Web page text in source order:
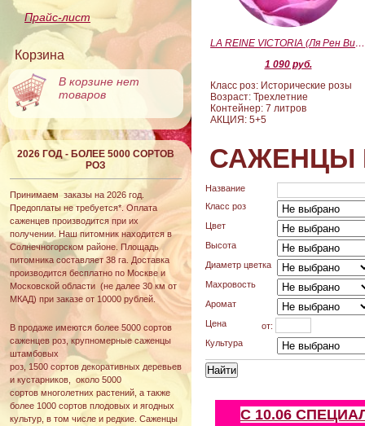
Прайс-лист
Корзина
В корзине нет
товаров
2026 ГОД - БОЛЕЕ 5000 СОРТОВ
РОЗ
Принимаем заказы на 2026 год.
Предоплаты не требуется*. Оплата
саженцев производится при их
получении. Наш питомник находится в
Солнечногорском районе. Площадь
питомника составляет 38 га. Доставка
производится бесплатно по Москве и
Московской области (не далее 30 км от
МКАД) при заказе от 10000 рублей.
В продаже имеются более 5000 сортов
саженцев роз, крупномерные саженцы
штамбовых
роз, 1500 сортов декоративных деревьев
и кустарников, около 5000
сортов многолетних растений, а также
более 1000 сортов плодовых и ягодных
культур, в том числе и редкие. Саженцы
LA REINE VICTORIA (Ля Рен Виктория)
1 090 руб.
Класс роз: Исторические розы
Возраст: Трехлетние
Контейнер: 7 литров
АКЦИЯ: 5+5
САЖЕНЦЫ
Название
Класс роз
Цвет
Высота
Диаметр цветка
Махровость
Аромат
Цена
от:
Культура
С 10.06